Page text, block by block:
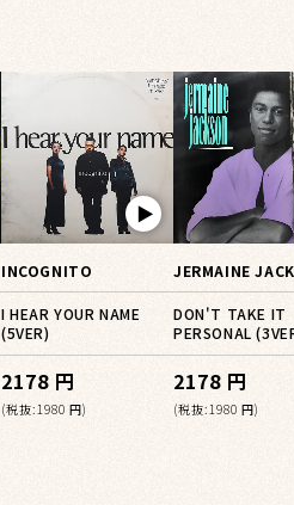
▶︎
INCOGNITO
I HEAR YOUR NAME
(5VER)
2178 円
(税抜:1980 円)
JERMAINE
DON'T TAKE IT
PERSONAL
2178 円
(税抜:1980 円)